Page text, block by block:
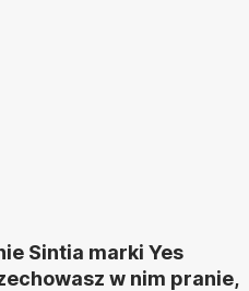
Sintia marki Yes
w nim pranie,